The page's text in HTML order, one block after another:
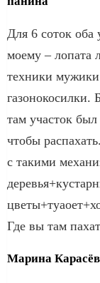
Для 6 соток
моему – лопата
техники
газонокосилки.
там участок
чтобы
с такими
Где вы там
Марина